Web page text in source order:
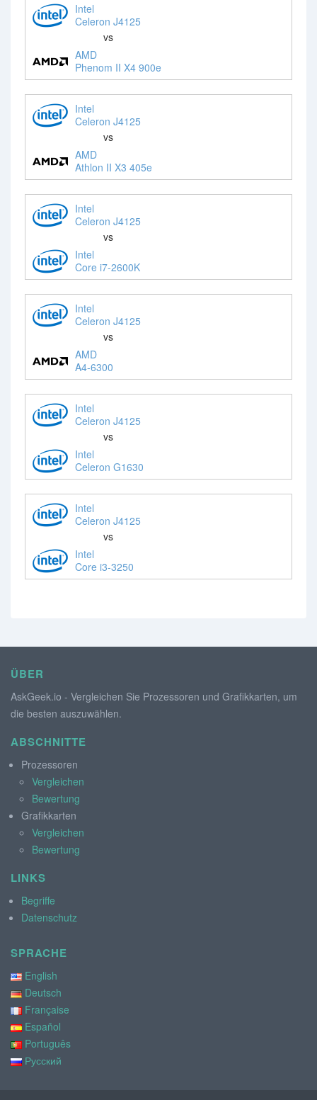
Intel
Celeron J4125
vs
AMD
Phenom II X4 900e
Intel
Celeron J4125
vs
AMD
Athlon II X3 405e
Intel
Celeron J4125
vs
Intel
Core i7-2600K
Intel
Celeron J4125
vs
AMD
A4-6300
Intel
Celeron J4125
vs
Intel
Celeron G1630
Intel
Celeron J4125
vs
Intel
Core i3-3250
ÜBER
AskGeek.io - Vergleichen Sie Prozessoren und Grafikkarten, um
die besten auszuwählen.
ABSCHNITTE
Prozessoren
Vergleichen
Bewertung
Grafikkarten
Vergleichen
Bewertung
LINKS
Begriffe
Datenschutz
SPRACHE
English
Deutsch
Française
Español
Português
Русский